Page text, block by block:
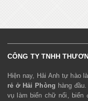
CÔNG TY TNHH
Hiện nay, Hải Anh tự hào
rẻ ở Hải Phòng hàng
vụ làm biển chữ nổi, biển